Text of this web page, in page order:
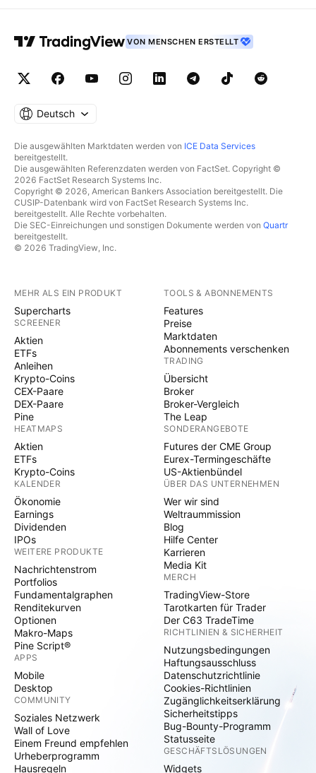
VON MENSCHEN ERSTELLT
Deutsch
Die ausgewählten Marktdaten werden von ICE Data Services
bereitgestellt.
Die ausgewählten Referenzdaten werden von FactSet. Copyright ©
2026 FactSet Research Systems Inc.
Copyright © 2026, American Bankers Association bereitgestellt. Die
CUSIP-Datenbank wird von FactSet Research Systems Inc.
bereitgestellt. Alle Rechte vorbehalten.
Die SEC-Einreichungen und sonstigen Dokumente werden von Quartr
bereitgestellt.
© 2026 TradingView, Inc.
MEHR ALS EIN PRODUKT
Supercharts
SCREENER
Aktien
ETFs
Anleihen
Krypto-Coins
CEX-Paare
DEX-Paare
Pine
HEATMAPS
Aktien
ETFs
Krypto-Coins
KALENDER
Ökonomie
Earnings
Dividenden
IPOs
WEITERE PRODUKTE
Nachrichtenstrom
Portfolios
Fundamentalgraphen
Renditekurven
Optionen
Makro-Maps
Pine Script®
APPS
Mobile
Desktop
COMMUNITY
Soziales Netzwerk
Wall of Love
Einem Freund empfehlen
Urheberprogramm
Hausregeln
TOOLS & ABONNEMENTS
Features
Preise
Marktdaten
Abonnements verschenken
TRADING
Übersicht
Broker
Broker-Vergleich
The Leap
SONDERANGEBOTE
Futures der CME Group
Eurex-Termingeschäfte
US-Aktienbündel
ÜBER DAS UNTERNEHMEN
Wer wir sind
Weltraummission
Blog
Hilfe Center
Karrieren
Media Kit
MERCH
TradingView-Store
Tarotkarten für Trader
Der C63 TradeTime
RICHTLINIEN & SICHERHEIT
Nutzungsbedingungen
Haftungsausschluss
Datenschutzrichtlinie
Cookies-Richtlinien
Zugänglichkeitserklärung
Sicherheitstipps
Bug-Bounty-Programm
Statusseite
GESCHÄFTSLÖSUNGEN
Widgets